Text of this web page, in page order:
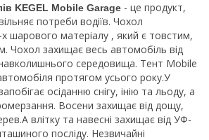
KEGEL Mobile Garage - це продукт,
потреби водіїв. Чохол
шарового матеріалу , який є товстим,
Чохол захищає весь автомобіль від
середовища. Тент Mobile
протягом усього року.У
осіданню снігу, інію та льоду, а
Восени захищає від дощу,
влітку та навесні захищає від УФ-
посліду. Незвичайні